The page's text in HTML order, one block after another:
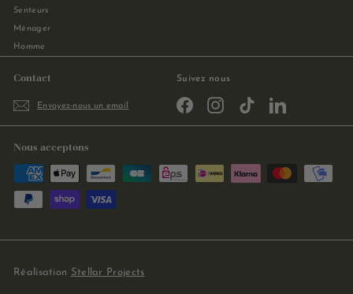
Senteurs
Ménager
Homme
Contact
Envoyez-nous un email
Suivez nous
FacebookInstagramTikTok LinkedIn
Nous acceptons
Réalisation Stellar Projects